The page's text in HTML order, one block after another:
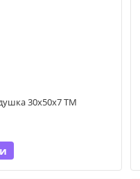
30x50х7 ТМ